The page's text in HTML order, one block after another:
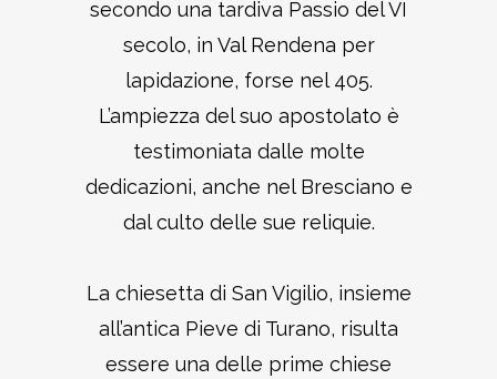
secondo una tardiva Passio del VI
secolo, in Val Rendena per
lapidazione, forse nel 405.
L’ampiezza del suo apostolato è
testimoniata dalle molte
dedicazioni, anche nel Bresciano e
dal culto delle sue reliquie.
La chiesetta di San Vigilio, insieme
all’antica Pieve di Turano, risulta
essere una delle prime chiese